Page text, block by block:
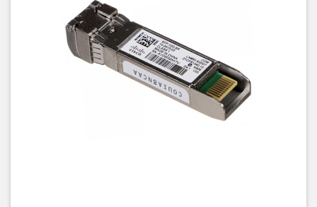
Cisco SFP-10G-SR
- Hệ số 10G nhỏ nhất của ngành với mật độ lớn nhất trên mỗi
- Thiết bị đầu vào / đầu ra có thể thay thế nóng được cắm vào
cổng Ethernet SFP + của công tắc Cisco
- Hỗ trợ mô hình "trả tiền khi bạn sinh sống" để bảo vệ đầu tư và